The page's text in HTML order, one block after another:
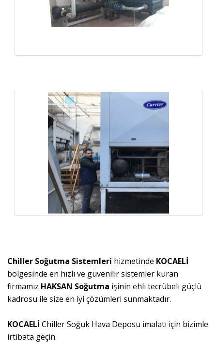
Chiller Soğutma Sistemleri hizmetinde KOCAELİ
bölgesinde en hızlı ve güvenilir sistemler kuran
firmamız HAKSAN Soğutma işinin ehli tecrübeli güçlü
kadrosu ile size en iyi çözümleri sunmaktadır.
KOCAELİ Chiller Soğuk Hava Deposu imalatı için bizimle
irtibata geçin.